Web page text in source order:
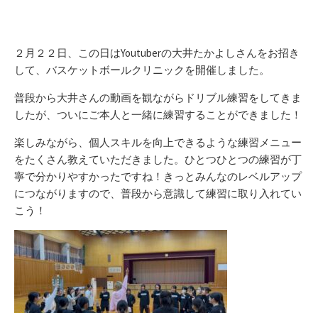
２月２２日、この日はYoutuberの大井たかよしさんをお招き
して、バスケットボールクリニックを開催しました。
普段から大井さんの動画を観ながらドリブル練習をしてきま
したが、ついにご本人と一緒に練習することができました！
楽しみながら、個人スキルを向上できるような練習メニュー
をたくさん教えていただきました。ひとつひとつの練習が丁
寧で分かりやすかったですね！きっとみんなのレベルアップ
につながりますので、普段から意識して練習に取り入れてい
こう！